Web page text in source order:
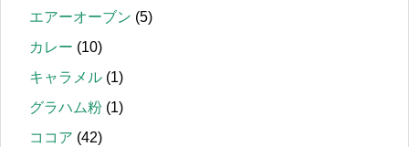
エアーオーブン (5)
カレー (10)
キャラメル (1)
グラハム粉 (1)
ココア (42)